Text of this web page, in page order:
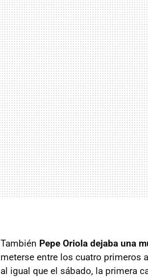
También Pepe Oriola dejaba una
meterse entre los cuatro primeros
al igual que el sábado, la primera